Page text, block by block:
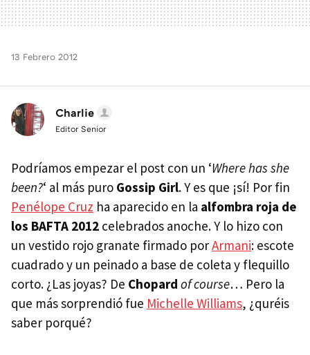
13 Febrero 2012
Charlie
Editor Senior
Podríamos empezar el post con un ‘Where has she
been?‘ al más puro Gossip Girl. Y es que ¡sí! Por fin
Penélope Cruz ha aparecido en la alfombra roja de
los BAFTA 2012 celebrados anoche. Y lo hizo con
un vestido rojo granate firmado porArmani: escote
cuadrado y un peinado a base de coleta y flequillo
corto. ¿Las joyas? De Chopard of course… Pero la
que más sorprendió fue Michelle Williams, ¿quréis
saber porqué?